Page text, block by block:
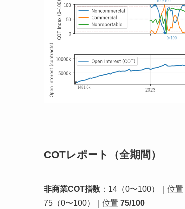
COTレポート（全期間）
非商業COT指数 ：14（0〜100）｜位置
75（0〜100）｜位置 75/100